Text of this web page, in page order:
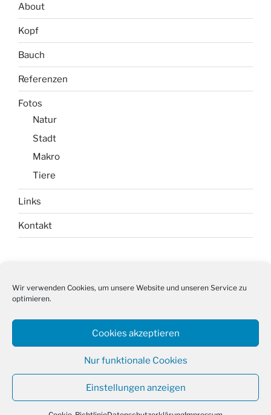
Wir verwenden Cookies, um unsere Website und unseren Service zu
optimieren.
Cookies akzeptieren
Nur funktionale Cookies
Einstellungen anzeigen
About
Kopf
Bauch
Referenzen
Fotos
Natur
Stadt
Makro
Tiere
Links
Kontakt
Datenschutz
Cookie-Richtlinie (EU)
Datenschutzerklärung Stolz präsentiert von WordPress